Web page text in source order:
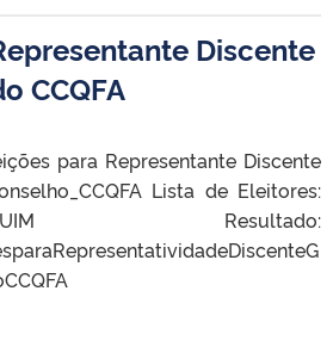
Discente
CCQFA
para Representante Discente
Lista de Eleitores:
Resultado: